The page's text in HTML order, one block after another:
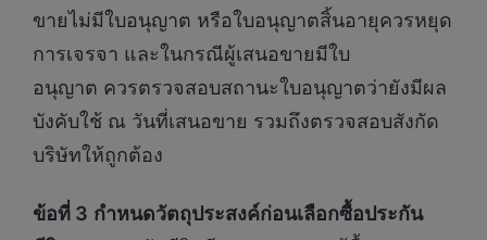
ขายไม่มีใบอนุญาต หรือใบอนุญาตสิ้นอายุควรหยุด
การเจรจา และในกรณีผู้เสนอขายมีใบ
อนุญาต ควรตรวจสอบสถานะใบอนุญาตว่ายังมีผล
บังคับใช้ ณ วันที่เสนอขาย รวมถึงตรวจสอบสังกัด
บริษัทให้ถูกต้อง
ข้อที่ 3 กำหนดวัตถุประสงค์ก่อนเลือกซื้อประกัน